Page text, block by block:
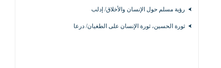
رؤية مسلم حول الإنسان والأخلاق/ إدلب
ثورة الحسين، ثورة الإنسان على الطغيان/ درعا